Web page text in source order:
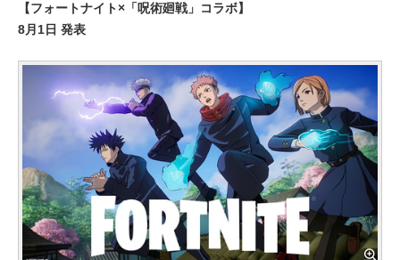
【フォートナイト×「呪術廻戦」コラボ】
8月1日 発表